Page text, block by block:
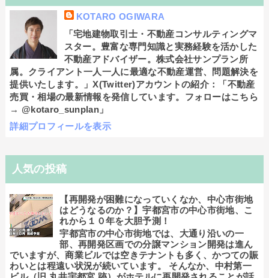
KOTARO OGIWARA
「宅地建物取引士・不動産コンサルティングマ
スター。豊富な専門知識と実務経験を活かした
不動産アドバイザー。株式会社サンプラン所
属。クライアント一人一人に最適な不動産運営、問題解決を
提供いたします。」X(Twitter)アカウントの紹介：「不動産
売買・相場の最新情報を発信しています。フォローはこちら
→ @kotaro_sunplan」
詳細プロフィールを表示
人気の投稿
【再開発が困難になっていくなか、中心市街地
はどうなるのか？】宇都宮市の中心市街地、こ
れから１０年を大胆予測！
宇都宮市の中心市街地では、大通り沿いの一
部、再開発区画での分譲マンション開発は進ん
でいますが、商業ビルでは空きテナントも多く、かつての賑
わいとは程遠い状況が続いています。 そんなか、中村第一